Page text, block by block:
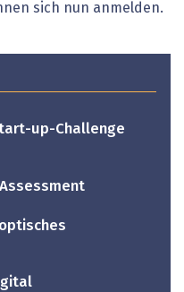
sich nun anmelden.
up-Challenge